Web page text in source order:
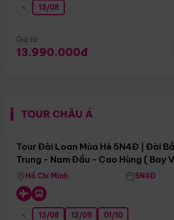
13/08
Giá từ:
13.990.000đ
TOUR CHÂU Á
Tour Đài Loan Mùa Hè 5N4Đ | Đài
Trung - Nam Đầu - Cao Hùng ( Bay
Hồ Chí Minh 5N4Đ
13/08 12/09 01/10